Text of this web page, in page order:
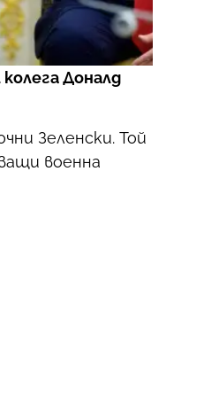
Доналд
Зеленски. Той
военна